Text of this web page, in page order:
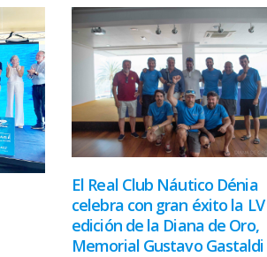
El Real Club Náutico Dénia
celebra con gran éxito la LV
edición de la Diana de Oro,
Memorial Gustavo Gastaldi